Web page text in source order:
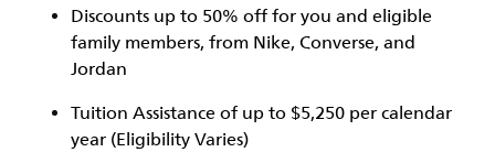
Discounts up to 50% off for you and eligible
family members, from Nike, Converse, and
Jordan
Tuition Assistance of up to $5,250 per calendar
year (Eligibility Varies)